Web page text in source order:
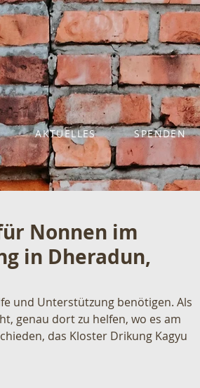
AKTUELLES SPENDEN
Nonnen im
in Dheradun,
und Unterstützung benötigen. Als
genau dort zu helfen, wo es am
das Kloster Drikung Kagyu